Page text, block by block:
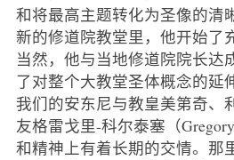
和将最高主题转化为圣像的清
新的修道院教堂里，他开始了
当然，他与当地修道院院长达
了对整个大教堂圣体概念的延
我们的安东尼与教皇美第奇、
友格雷戈里-科尔泰塞（
和精神上有着长期的交情。那